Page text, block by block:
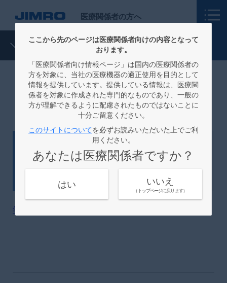
医療関係者の方へ
ニュース：セミナー情報
2025.11.07
学会共催セミナーのご案内
学会・講演会情報
ニュース
ここから先のページは医療関係者向けの内容となって
おります。
「医療関係者向け情報ページ」は国内の医療関係者の
方を対象に、当社の医療機器の適正使用を目的として
情報を提供しています。提供している情報は、医療関
係者を対象に作成された専門的なものであり、一般の
方が理解できるように配慮されたものではないことに
十分ご留意ください。
このサイトについてを必ずお読みいただいた上でご利
用ください。
あなたは医療関係者ですか？
はい いいえ
（トップページに戻ります）